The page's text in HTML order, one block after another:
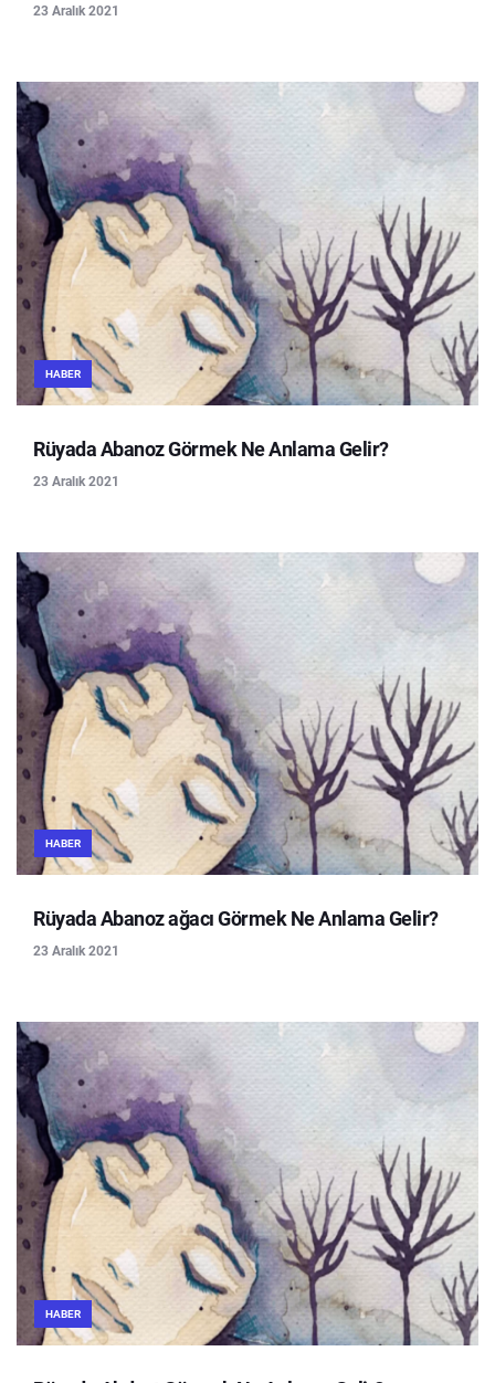
23 Aralık 2021
HABER
Rüyada Abanoz Görmek Ne Anlama Gelir?
23 Aralık 2021
HABER
Rüyada Abanoz ağacı Görmek Ne Anlama Gelir?
23 Aralık 2021
HABER